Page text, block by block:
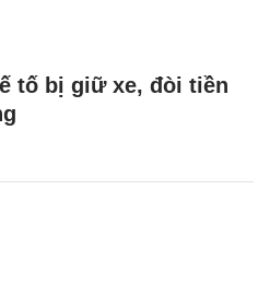
tố bị giữ xe, đòi tiền